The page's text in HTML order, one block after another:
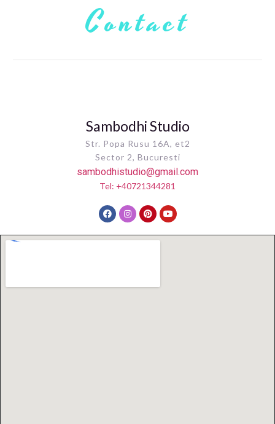
Contact
Sambodhi Studio
Str. Popa Rusu 16A, et2
Sector 2, Bucuresti
sambodhistudio@gmail.com
Tel: +40721344281